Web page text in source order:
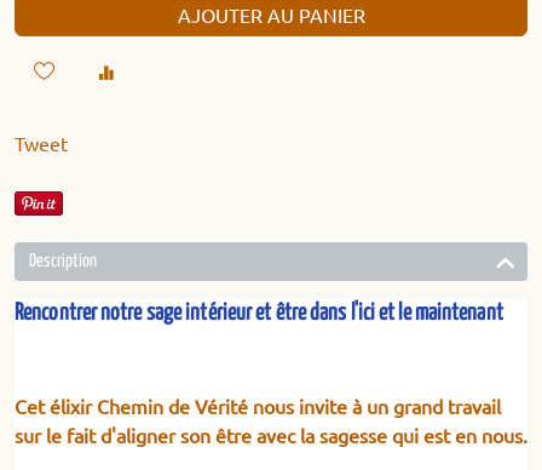
AJOUTER AU PANIER
Tweet
Description
Rencontrer notre sage intérieur et être dans l'ici et le maintenant
Cet élixir Chemin de Vérité nous invite à un grand travail
sur le fait d'aligner son être avec la sagesse qui est en nous.